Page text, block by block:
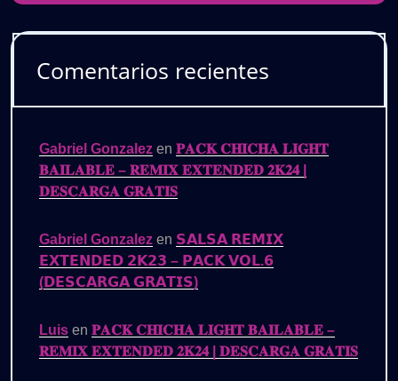
Comentarios recientes
Gabriel Gonzalez en 𝐏𝐀𝐂𝐊 𝐂𝐇𝐈𝐂𝐇𝐀 𝐋𝐈𝐆𝐇𝐓
𝐁𝐀𝐈𝐋𝐀𝐁𝐋𝐄 – 𝐑𝐄𝐌𝐈𝐗 𝐄𝐗𝐓𝐄𝐍𝐃𝐄𝐃 𝟐𝐊𝟐𝟒 |
𝐃𝐄𝐒𝐂𝐀𝐑𝐆𝐀 𝐆𝐑𝐀𝐓𝐈𝐒
Gabriel Gonzalez en 𝗦𝗔𝗟𝗦𝗔 𝗥𝗘𝗠𝗜𝗫
𝗘𝗫𝗧𝗘𝗡𝗗𝗘𝗗 𝟮𝗞𝟮𝟯 – 𝗣𝗔𝗖𝗞 𝗩𝗢𝗟.𝟲
(𝗗𝗘𝗦𝗖𝗔𝗥𝗚𝗔 𝗚𝗥𝗔𝗧𝗜𝗦)
Luis en 𝐏𝐀𝐂𝐊 𝐂𝐇𝐈𝐂𝐇𝐀 𝐋𝐈𝐆𝐇𝐓 𝐁𝐀𝐈𝐋𝐀𝐁𝐋𝐄 –
𝐑𝐄𝐌𝐈𝐗 𝐄𝐗𝐓𝐄𝐍𝐃𝐄𝐃 𝟐𝐊𝟐𝟒 | 𝐃𝐄𝐒𝐂𝐀𝐑𝐆𝐀 𝐆𝐑𝐀𝐓𝐈𝐒